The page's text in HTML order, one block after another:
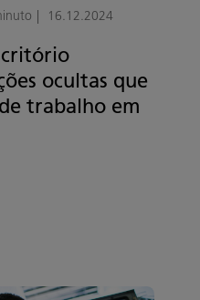
16.12.2024
ocultas que
trabalho em